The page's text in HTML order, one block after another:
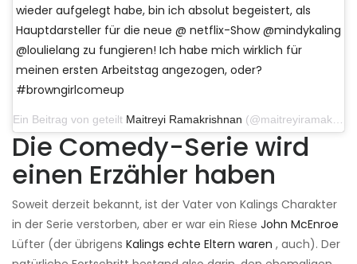
wieder aufgelegt habe, bin ich absolut begeistert, als
Hauptdarsteller für die neue @ netflix-Show @mindykaling
@loulielang zu fungieren! Ich habe mich wirklich für
meinen ersten Arbeitstag angezogen, oder?
#browngirlcomeup
Ein Beitrag von geteilt Maitreyi Ramakrishnan (@maitreyiramakrishnan) am 13. Juli 2019 um 16:28 Uhr PDT
Die Comedy-Serie wird
einen Erzähler haben
Soweit derzeit bekannt, ist der Vater von Kalings Charakter
in der Serie verstorben, aber er war ein Riese John McEnroe
Lüfter (der übrigens Kalings echte Eltern waren , auch). Der